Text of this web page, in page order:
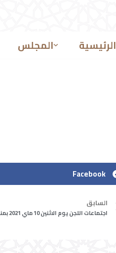
الرئيسية المجلس
Facebook
السابق
اجتماعات اللجن يوم الاثنين 10 ماي 2021 بمناسبة الإعداد للدورة العادية لشهر يونيو2021